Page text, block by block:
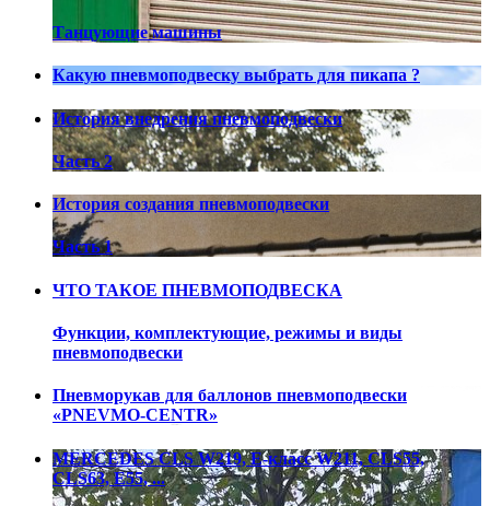
Танцующие машины
Какую пневмоподвеску выбрать для пикапа ?
История внедрения пневмоподвески
Часть 2
История создания пневмоподвески
Часть 1
ЧТО ТАКОЕ ПНЕВМОПОДВЕСКА
Функции, комплектующие, режимы и виды
пневмоподвески
Пневморукав для баллонов пневмоподвески
«PNEVMO-CENTR»
MERCEDES CLS W219, E-класс W211, CLS55,
CLS63, E55, ...